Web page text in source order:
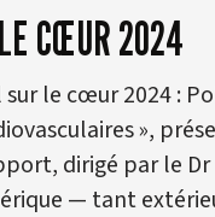
CŒUR 2024
le cœur 2024 :
»,
dirigé par le
— tant